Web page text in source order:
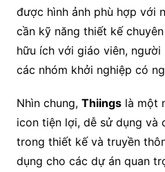
được hình ảnh phù hợp với
cần kỹ năng thiết kế
hữu ích với giáo viên,
các nhóm khởi nghiệp có
Nhìn chung, Thiingslà một
icon tiện lợi, dễ sử dụng và
trong thiết kế và truyền
dụng cho các dự án quan